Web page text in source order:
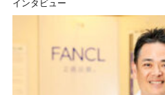
インタビュー